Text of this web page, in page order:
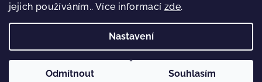
jejich používáním.. Více informací zde.
Nastavení
Odmítnout Souhlasím
0ks /0 Kč
Hosana Home